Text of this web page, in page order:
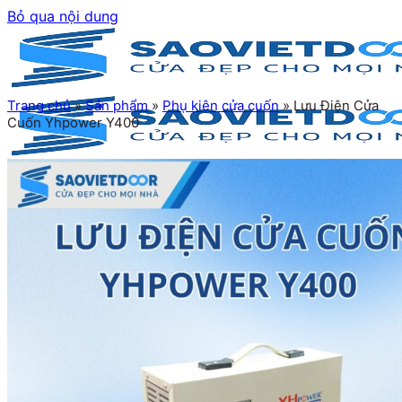
Bỏ qua nội dung
Trang chủ
Giới thiệu
Sản phẩm
Trang chủ»Sản phẩm» Phụ kiện cửa cuốn»Lưu Điện Cửa
Cuốn Yhpower Y400